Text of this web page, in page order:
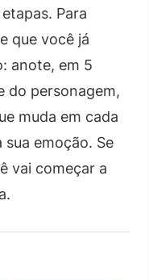
Para
que você já
anote, em 5
do personagem,
muda em cada
emoção. Se
vai começar a